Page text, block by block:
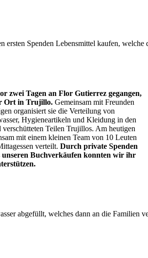
ersten Spenden Lebensmittel kaufen,
zwei Tagen an Flor Gutierrez gegangen,
Ort in Trujillo. Gemeinsam mit Freunden
organisiert sie die Verteilung von
Hygieneartikeln und Kleidung in den
verschütteten Teilen Trujillos. Am heutigen
mit einem kleinen Team von 10 Leuten
verteilt. Durch private Spenden
unseren Buchverkäufen konnten wir ihr
abgefüllt, welches dann an die Familien